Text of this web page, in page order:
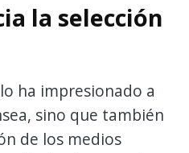
la selección
ha impresionado a
sino que también
de los medios